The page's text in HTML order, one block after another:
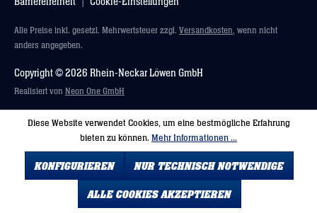
Copyright © 2026 Rhein-Neckar Löwen GmbH
Realisiert von Neon One GmbH
Alle Preise inkl. gesetzl. Mehrwertsteuer zzgl. Versandkosten, wenn nicht
anders angegeben.
Diese Website verwendet Cookies, um eine bestmögliche Erfahrung
bieten zu können. Mehr Informationen ...
NUR TECHNISCH NOTWENDIGE
KONFIGURIEREN
ALLE COOKIES AKZEPTIEREN